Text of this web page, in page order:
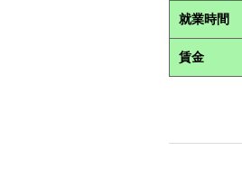
就業時間
賃金